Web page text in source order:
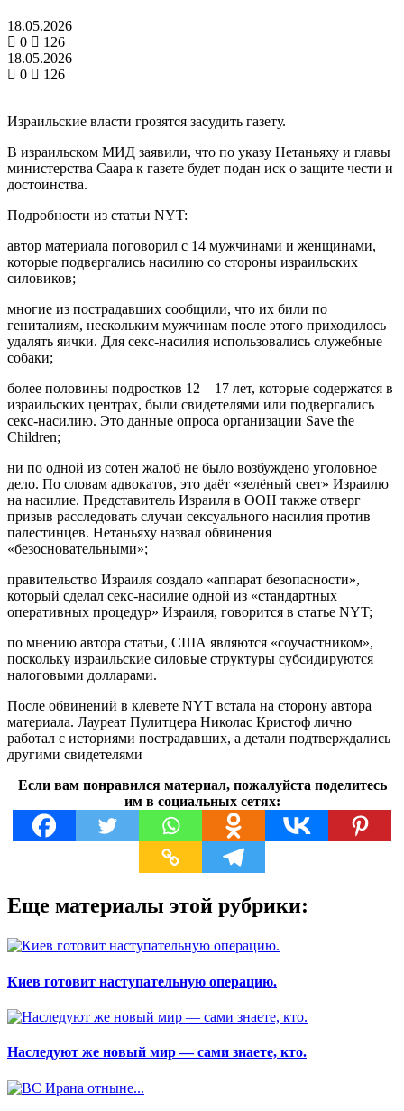
18.05.2026
0
126
18.05.2026
0
126
Израильские власти грозятся засудить газету.
В израильском МИД заявили, что по указу Нетаньяху и главы
министерства Саара к газете будет подан иск о защите чести и
достоинства.
Подробности из статьи NYT:
автор материала поговорил с 14 мужчинами и женщинами,
которые подвергались насилию со стороны израильских
силовиков;
многие из пострадавших сообщили, что их били по
гениталиям, нескольким мужчинам после этого приходилось
удалять яички. Для секс-насилия использовались служебные
собаки;
более половины подростков 12—17 лет, которые содержатся в
израильских центрах, были свидетелями или подвергались
секс-насилию. Это данные опроса организации Save the
Children;
ни по одной из сотен жалоб не было возбуждено уголовное
дело. По словам адвокатов, это даёт «зелёный свет» Израилю
на насилие. Представитель Израиля в ООН также отверг
призыв расследовать случаи сексуального насилия против
палестинцев. Нетаньяху назвал обвинения
«безосновательными»;
правительство Израиля создало «аппарат безопасности»,
который сделал секс-насилие одной из «стандартных
оперативных процедур» Израиля, говорится в статье NYT;
по мнению автора статьи, США являются «соучастником»,
поскольку израильские силовые структуры субсидируются
налоговыми долларами.
После обвинений в клевете NYT встала на сторону автора
материала. Лауреат Пулитцера Николас Кристоф лично
работал с историями пострадавших, а детали подтверждались
другими свидетелями
Если вам понравился материал, пожалуйста поделитесь
им в социальных сетях:
Еще материалы этой рубрики:
Киев готовит наступательную операцию.
Наследуют же новый мир — сами знаете, кто.